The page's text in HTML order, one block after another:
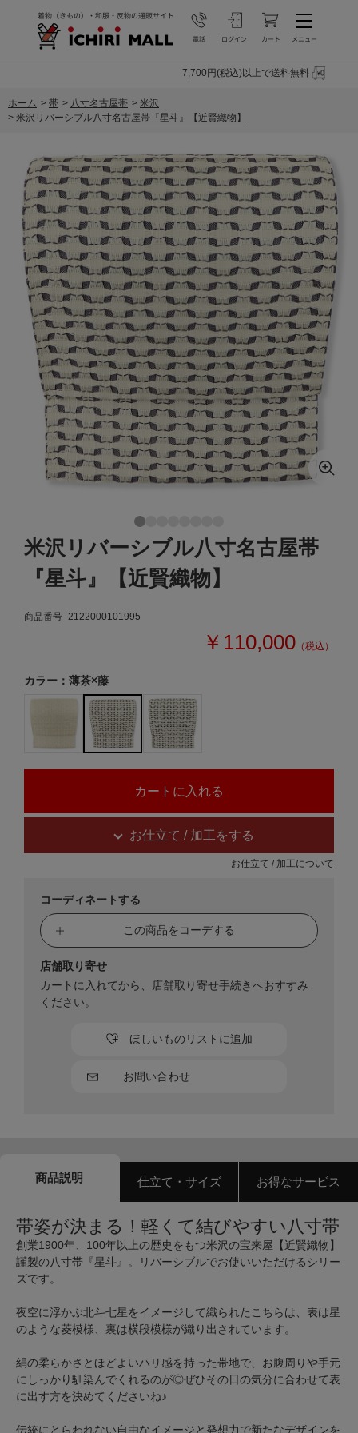
7,700円(税込)以上で送料無料
ホーム > 帯 > 八寸名古屋帯 > 米沢
> 米沢リバーシブル八寸名古屋帯『星斗』【近賢織物】
米沢リバーシブル八寸名古屋帯
『星斗』【近賢織物】
商品番号 2122000101995
￥110,000 （税込）
カラー：薄茶×藤
お仕立て / 加工をする
お仕立て / 加工について
コーディネートする
この商品をコーデする
お問い合わせ
ほしいものリストに追加
店舗取り寄せ
カートに入れてから、店舗取り寄せ手続きへおすすみ
ください。
商品説明 仕立て・サイズ お得なサービス
帯姿が決まる！軽くて結びやすい八寸帯
創業1900年、100年以上の歴史をもつ米沢の宝来屋【近賢織物】
謹製の八寸帯『星斗』。リバーシブルでお使いいただけるシリー
ズです。
夜空に浮かぶ北斗七星をイメージして織られたこちらは、表は星
のような菱模様、裏は横段模様が織り出されています。
絹の柔らかさとほどよいハリ感を持った帯地で、お腹周りや手元
にしっかり馴染んでくれるのが◎ぜひその日の気分に合わせて表
に出す方を決めてくださいね♪
伝統にとらわれない自由なイメージと発想力で新たなデザインを